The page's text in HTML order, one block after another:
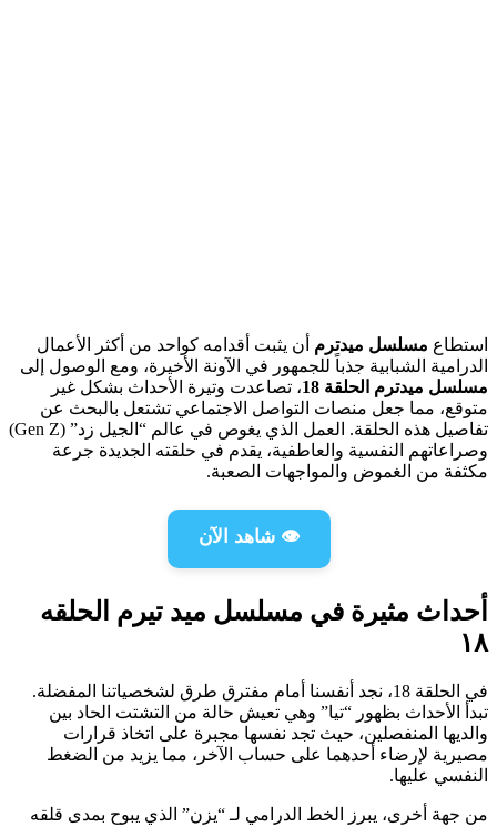
استطاع مسلسل ميدترم أن يثبت أقدامه كواحد من أكثر الأعمال
الدرامية الشبابية جذباً للجمهور في الآونة الأخيرة، ومع الوصول إلى
مسلسل ميدترم الحلقة 18
، تصاعدت وتيرة الأحداث بشكل غير
متوقع، مما جعل منصات التواصل الاجتماعي تشتعل بالبحث عن
تفاصيل هذه الحلقة. العمل الذي يغوص في عالم “الجيل زد” (Gen Z)
وصراعاتهم النفسية والعاطفية، يقدم في حلقته الجديدة جرعة
مكثفة من الغموض والمواجهات الصعبة.
👁️ شاهد الآن
أحداث مثيرة في مسلسل ميد تيرم الحلقه
١٨
في الحلقة 18، نجد أنفسنا أمام مفترق طرق لشخصياتنا المفضلة.
تبدأ الأحداث بظهور “تيا” وهي تعيش حالة من التشتت الحاد بين
والديها المنفصلين، حيث تجد نفسها مجبرة على اتخاذ قرارات
مصيرية لإرضاء أحدهما على حساب الآخر، مما يزيد من الضغط
النفسي عليها.
من جهة أخرى، يبرز الخط الدرامي لـ “يزن” الذي يبوح بمدى قلقه